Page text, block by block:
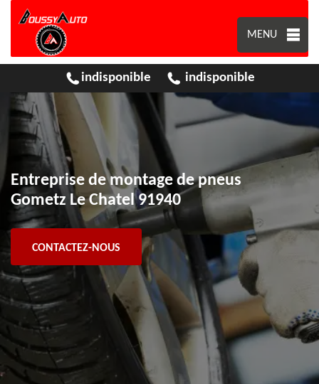
MENU
indisponible indisponible
Entreprise de montage de pneus
Gometz Le Chatel 91940
CONTACTEZ-NOUS